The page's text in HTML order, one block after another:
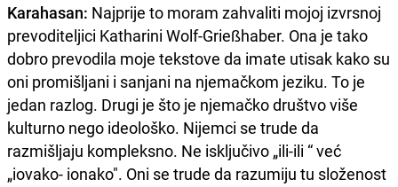
Karahasan: Najprije to moram zahvaliti mojoj izvrsnoj
prevoditeljici Katharini Wolf-Grießhaber. Ona je tako
dobro prevodila moje tekstove da imate utisak kako su
oni promišljani i sanjani na njemačkom jeziku. To je
jedan razlog. Drugi je što je njemačko društvo više
kulturno nego ideološko. Nijemci se trude da
razmišljaju kompleksno. Ne isključivo „ili-ili “ već
„iovako- ionako". Oni se trude da razumiju tu složenost